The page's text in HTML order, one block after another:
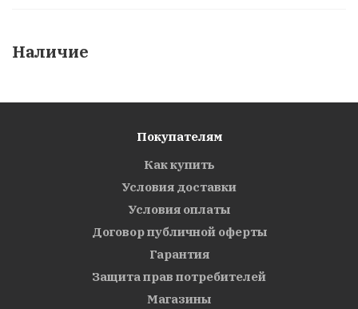
Наличие
Покупателям
Как купить
Условия доставки
Условия оплаты
Договор публичной оферты
Гарантия
Защита прав потребителей
Магазины